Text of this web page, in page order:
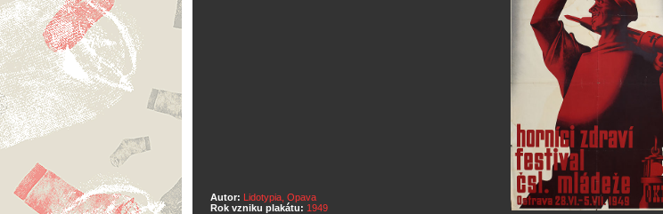
Autor: Lidotypia, Opava
Rok vzniku plakátu: 1949